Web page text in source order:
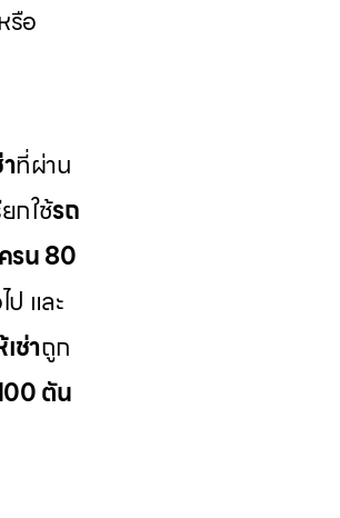
รือ
ที่ผ่าน
กใช้รถ
รน 80
และ
ช่าถูก
ตัน